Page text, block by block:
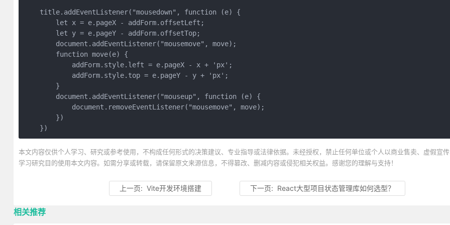
    title.addEventListener("mousedown", function (e) {
        let x = e.pageX - addForm.offsetLeft;
        let y = e.pageY - addForm.offsetTop;
        document.addEventListener("mousemove", move);
        function move(e) {
            addForm.style.left = e.pageX - x + 'px';
            addForm.style.top = e.pageY - y + 'px';
        }
        document.addEventListener("mouseup", function (e) {
            document.removeEventListener("mousemove", move);
        })
    })
本文内容仅供个人学习、研究或参考使用，不构成任何形式的决策建议、专业指导或法律依据。未经授权，禁止任何单位或个人以商业售卖、虚假宣
学习研究目的使用本文内容。如需分享或转载，请保留原文来源信息，不得篡改、删减内容或侵犯相关权益。感谢您的理解与支持！
上一页: Vite开发环境搭建 下一页: React大型项目状态管理库如何选型？
相关推荐